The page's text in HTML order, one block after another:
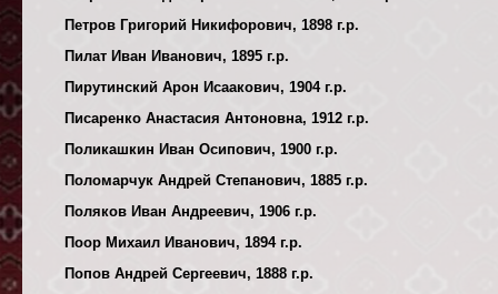
Петров Григорий Никифорович, 1898 г.р.
Пилат Иван Иванович, 1895 г.р.
Пирутинский Арон Исаакович, 1904 г.р.
Писаренко Анастасия Антоновна, 1912 г.р.
Поликашкин Иван Осипович, 1900 г.р.
Поломарчук Андрей Степанович, 1885 г.р.
Поляков Иван Андреевич, 1906 г.р.
Поор Михаил Иванович, 1894 г.р.
Попов Андрей Сергеевич, 1888 г.р.